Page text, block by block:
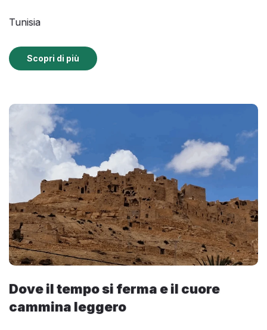
Tunisia
Scopri di più
Dove il tempo si ferma e il cuore
cammina leggero